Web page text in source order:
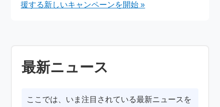
援する新しいキャンペーンを開始 »
最新ニュース
ここでは、いま注目されている最新ニュースを